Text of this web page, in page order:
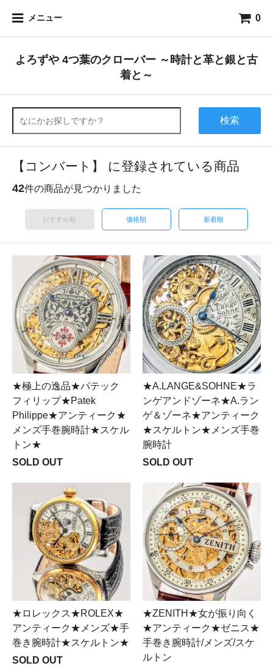
メニュー 0
よろずや 4つ葉のクローバー ～時計と革と銀と古
着と～
検索
【コンバート】 に登録されている商品
42件の商品が見つかりました
おすすめ順 価格順 新着順
★極上の逸品★パテック
フィリップ★Patek
Philippe★アンティーク★
メンズ手巻腕時計★スケル
トン★
SOLD OUT
★A.LANGE&SOHNE★ラ
ンゲアンドゾーネ★A.ラン
ゲ＆ゾーネ★アンティーク
★スケルトン★メンズ手巻
腕時計
SOLD OUT
★ロレックス★ROLEX★
アンティーク★メンズ★手
巻き腕時計★スケルトン★
SOLD OUT
★ZENITH★女が振り向く
★アンティーク★ゼニス★
手巻き腕時計/メンズ/スケ
ルトン